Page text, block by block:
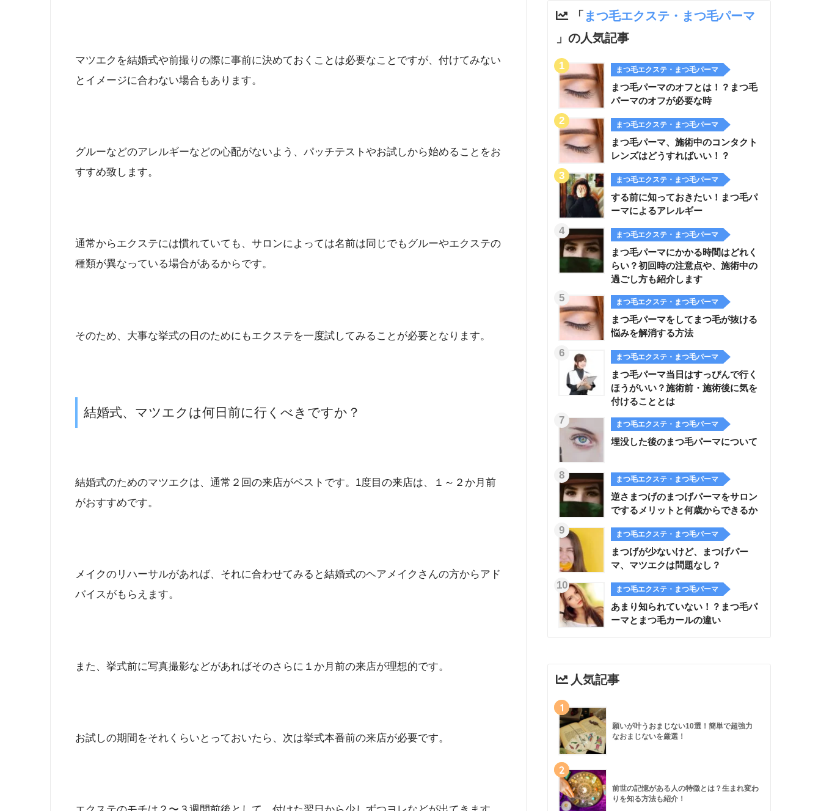
マツエクを結婚式や前撮りの際に事前に決めておくことは必要なことですが、付けてみない
とイメージに合わない場合もあります。
グルーなどのアレルギーなどの心配がないよう、パッチテストやお試しから始めることをお
すすめ致します。
通常からエクステには慣れていても、サロンによっては名前は同じでもグルーやエクステの
種類が異なっている場合があるからです。
そのため、大事な挙式の日のためにもエクステを一度試してみることが必要となります。
結婚式、マツエクは何日前に行くべきですか？
結婚式のためのマツエクは、通常２回の来店がベストです。1度目の来店は、１～２か月前
がおすすめです。
メイクのリハーサルがあれば、それに合わせてみると結婚式のヘアメイクさんの方からアド
バイスがもらえます。
また、挙式前に写真撮影などがあればそのさらに１か月前の来店が理想的です。
お試しの期間をそれくらいとっておいたら、次は挙式本番前の来店が必要です。
「 まつ毛エクステ・まつ毛パーマ
」の人気記事
まつ毛エクステ・まつ毛パーマ
まつ毛パーマのオフとは！？まつ毛
パーマのオフが必要な時
まつ毛エクステ・まつ毛パーマ
まつ毛パーマ、施術中のコンタクト
レンズはどうすればいい！？
まつ毛エクステ・まつ毛パーマ
する前に知っておきたい！まつ毛パ
ーマによるアレルギー
まつ毛エクステ・まつ毛パーマ
まつ毛パーマにかかる時間はどれく
らい？初回時の注意点や、施術中の
過ごし方も紹介します
まつ毛エクステ・まつ毛パーマ
まつ毛パーマをしてまつ毛が抜ける
悩みを解消する方法
まつ毛エクステ・まつ毛パーマ
まつ毛パーマ当日はすっぴんで行く
ほうがいい？施術前・施術後に気を
付けることとは
まつ毛エクステ・まつ毛パーマ
埋没した後のまつ毛パーマについて
まつ毛エクステ・まつ毛パーマ
逆さまつげのまつげパーマをサロン
でするメリットと何歳からできるか
まつ毛エクステ・まつ毛パーマ
まつげが少ないけど、まつげパー
マ、マツエクは問題なし？
まつ毛エクステ・まつ毛パーマ
あまり知られていない！？まつ毛パ
ーマとまつ毛カールの違い
人気記事
1
願いが叶うおまじない10選！簡単で超強力
なおまじないを厳選！
2
前世の記憶がある人の特徴とは？生まれ変わ
りを知る方法も紹介！